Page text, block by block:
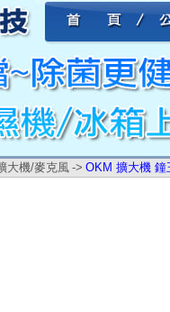
大機/麥克風 -> OKM 擴大機 鐘